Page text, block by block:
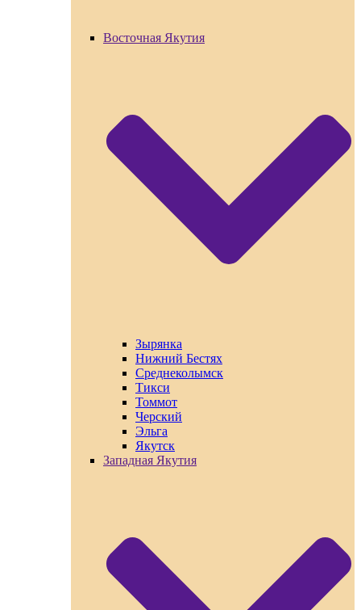
Восточная Якутия
Зырянка
Нижний Бестях
Среднеколымск
Тикси
Томмот
Черский
Эльга
Якутск
Западная Якутия